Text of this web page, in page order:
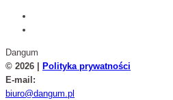
Dangum
© 2026 |
Polityka prywatności
E-mail:
biuro@dangum.pl